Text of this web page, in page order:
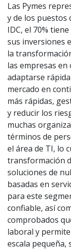
Las Pymes
y de los puestos
IDC, el 70%
sus inversiones
la
las empresas en
adaptarse
mercado en
más rápidas,
y reducir los
muchas
términos de
el área de TI, lo
transformación
soluciones de
basadas en
para este
confiable, así
comprobados
laboral y
escala pequeña,